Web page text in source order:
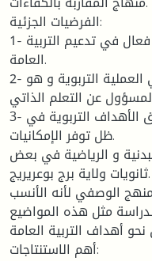
الفرضيات الجزئية:
1- للتربية البدنية و الرياضية دور فعال في تدعيم التربية
العامة.
2- المتعلم هو المحور الأساسي في العملية التربوية و هو
عن التعلم الذاتي.
3- للمنهاج الجديد فعالية في تحقيق الأهداف التربوية في
ظل توفر الإمكانيات.
لتربية البدنية و الرياضية في بعض
ثانويات ولاية برج بوعريريج.
الوصفي لأنه الأنسب
مثل هذه المواضيع.
أهداف التربية العامة.
أهم الاستنتاجات: